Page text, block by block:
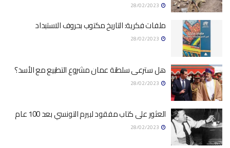
ملفات فكرية: التاريخ مكتوب بحروف الاستبداد
هل سترعى سلطنة عمان مشروع التطبيع مع الأسد؟
العثور على كتاب مفقود لبيرم التونسي بعد 100 عام